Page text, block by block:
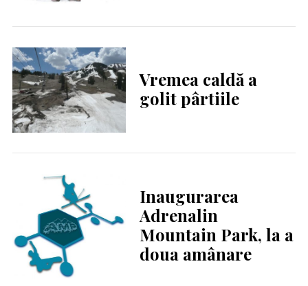
Vremea caldă a
golit pârtiile
Inaugurarea
Adrenalin
Mountain Park, la a
doua amânare